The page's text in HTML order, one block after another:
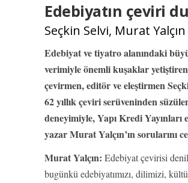
Edebiyatın çeviri
Seçkin Selvi, Murat Yalçın
Edebiyat ve tiyatro alanındaki
verimiyle önemli kuşaklar yetiştiren
çevirmen, editör ve eleştirmen
62 yıllık çeviri serüveninden
deneyimiyle, Yapı Kredi Yayınları
yazar Murat Yalçın’ın sorularını
Murat Yalçın: Edebiyat çevirisi
bugünkü edebiyatımızı, dilimizi,